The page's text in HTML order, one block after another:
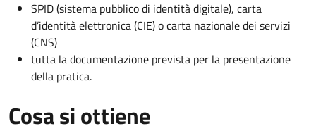
SPID (sistema pubblico di identità digitale), carta
d’identità elettronica (CIE) o carta nazionale dei servizi
(CNS)
tutta la documentazione prevista per la presentazione
della pratica.
Cosa si ottiene